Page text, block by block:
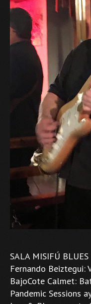
SALA MISIFÚ
Fernando Beiztegui:
BajoCote Calmet:
Pandemic Sessions